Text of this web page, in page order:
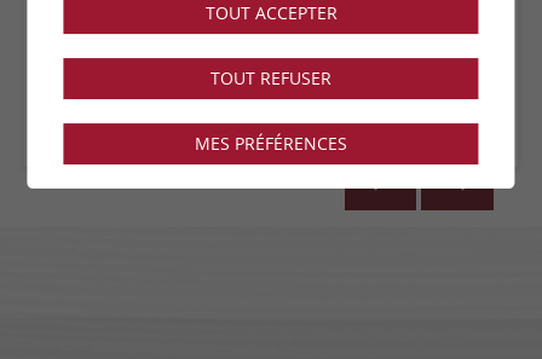
Collection disponible dans notre showroom !
TOUT ACCEPTER
TOUT REFUSER
MES PRÉFÉRENCES